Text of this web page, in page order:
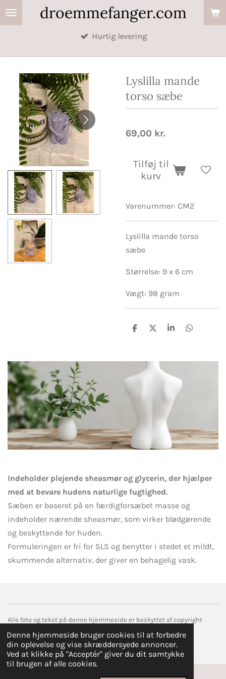
Denne hjemmeside bruger cookies til at forbedre
din oplevelse og vise skræddersyede annoncer.
Ved at klikke på "Acceptér" giver du dit samtykke
til brugen af alle cookies.
Spring
til
droemmefanger.com
Hurtig levering
Lyslilla mande
torso sæbe
69,00 kr.
Tilføj til
kurv
Varenummer: CM2
Lyslilla mande torso
sæbe
Størrelse: 9 x 6 cm
Vægt: 98 gram
D
D
D
D
Indeholder plejende sheasmør og glycerin, der hjælper
med at bevare hudens naturlige fugtighed.
Sæben er baseret på en færdigforsæbet masse og
indeholder nærende sheasmør, som virker blødgørende
og beskyttende for huden.
Formuleringen er fri for SLS og benytter i stedet et mildt,
skummende alternativ, der giver en behagelig vask.
Alle foto og tekst på denne hjemmeside er beskyttet af copyright
© 2017 droemmefanger.com
Drevet afWebador